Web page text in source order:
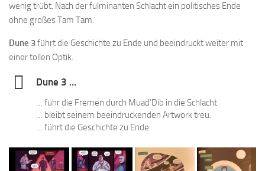
wenig trübt. Nach der fulminanten Schlacht ein politisches Ende
ohne großes Tam Tam.
Dune 3führt die Geschichte zu Ende und beeindruckt weiter mit
einer tollen Optik.
Dune 3 ...
… führ die Fremen durch Muad’Dib in die Schlacht.
… bleibt seinem beeindruckenden Artwork treu.
… führt die Geschichte zu Ende.